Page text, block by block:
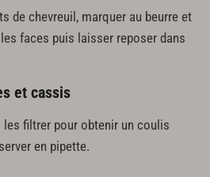
de chevreuil, marquer au beurre et
faces puis laisser reposer dans
et cassis
filtrer pour obtenir un coulis
en pipette.